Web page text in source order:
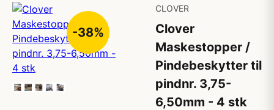
-38%
CLOVER
Clover
Maskestopper /
Pindebeskytter til
pindnr. 3,75-
6,50mm - 4 stk